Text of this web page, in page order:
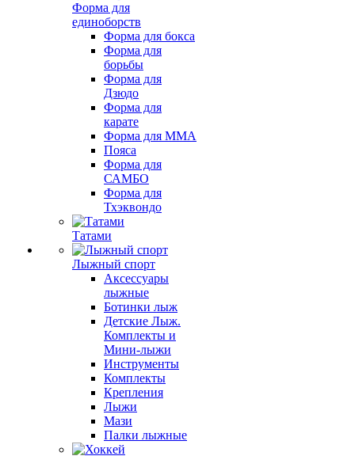
Форма для
единоборств
Форма для бокса
Форма для
борьбы
Форма для
Дзюдо
Форма для
карате
Форма для MMA
Пояса
Форма для
САМБО
Форма для
Тхэквондо
Татами
Лыжный спорт
Аксессуары
лыжные
Ботинки лыж
Детские Лыж.
Комплекты и
Мини-лыжи
Инструменты
Комплекты
Крепления
Лыжи
Мази
Палки лыжные